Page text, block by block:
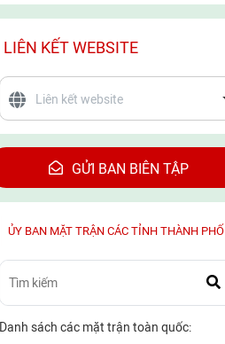
LIÊN KẾT WEBSITE
GỬI BAN BIÊN TẬP
ỦY BAN MẶT TRẬN CÁC TỈNH THÀNH PHỐ
Danh sách các mặt trận toàn quốc: